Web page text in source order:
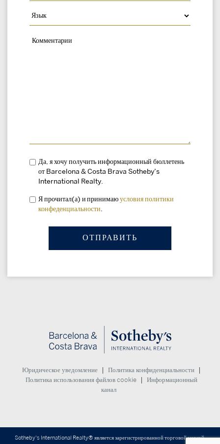
Да, я хочу получить информационный бюллетень
от Barcelona & Costa Brava Sotheby’s
International Realty.
Я прочитал(а) и принимаю условия политики
конфеденциальности
Юридическое уведомление Политика конфиденциальности
Политика использования файлов cookie
Информационный
канал
Sotheby's International Realty® является зарегистрированной торговой маркой,